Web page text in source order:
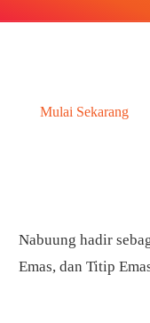
Mulai Sekarang
Nabuung hadir
Emas, dan Titip